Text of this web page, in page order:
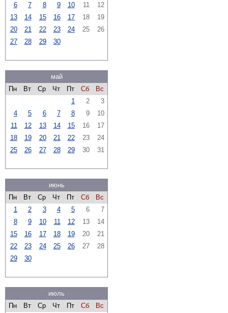
6
7 8 9 10 11
12
13
14 15 16 17 18
19
20
21 22 23 24 25
26
27
28 29 30
май
Пн
Вт Ср Чт Пт Сб
Вс
1
2
3
4
5 6 7 8 9
10
11
12 13 14 15 16
17
18
19 20 21 22 23
24
25
26 27 28 29 30 31
июнь
Пн
Вт Ср Чт Пт Сб
Вс
1
2 3 4 5 6
7
8
9 10 11 12 13
14
15
16 17 18 19 20
21
22
23 24 25 26 27
28
29
30
июль
Пн
Вт Ср Чт Пт Сб
Вс